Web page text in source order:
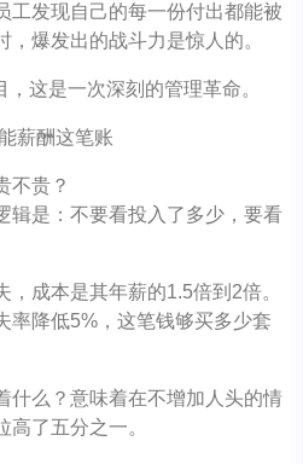
工发现自己的每一份付出都能被
爆发出的战斗力是惊人的。
这是一次深刻的管理革命。
薪酬这笔账
不贵？
辑是：不要看投入了多少，要看
成本是其年薪的1.5倍到2倍。
率降低5%，这笔钱够买多少套
什么？意味着在不增加人头的情
了五分之一。